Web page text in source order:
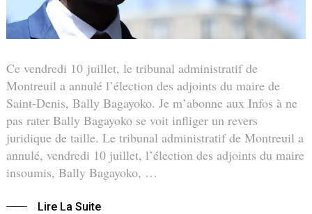
Ce vendredi 10 juillet, le tribunal administratif de
Montreuil a annulé l’élection des adjoints du maire de
Saint-Denis, Bally Bagayoko. Je m’abonne aux Infos à ne
pas rater Bally Bagayoko se voit infliger un revers
juridique de taille. Le tribunal administratif de Montreuil a
annulé, vendredi 10 juillet, l’élection des adjoints du maire
insoumis, Bally Bagayoko, …
Lire La Suite